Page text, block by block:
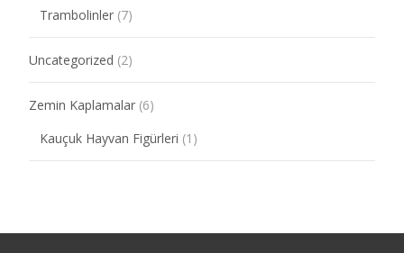
Trambolinler (7)
Uncategorized (2)
Zemin Kaplamalar (6)
Kauçuk Hayvan Figürleri (1)